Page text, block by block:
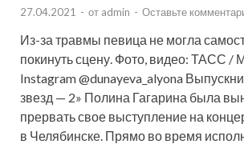
27.04.2021 - от admin - Оставьте
Из-за травмы певица не могла
покинуть сцену. Фото, видео: ТАСС /
Instagram @dunayeva_alyona
звезд — 2» Полина Гагарина была
прервать свое выступление на
в Челябинске. Прямо во время